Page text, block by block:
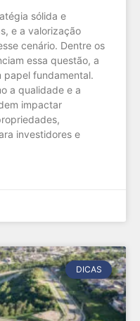
sólida e
e a valorização
cenário. Dentre os
essa questão, a
papel fundamental.
a qualidade e a
impactar
investidores e
DICAS